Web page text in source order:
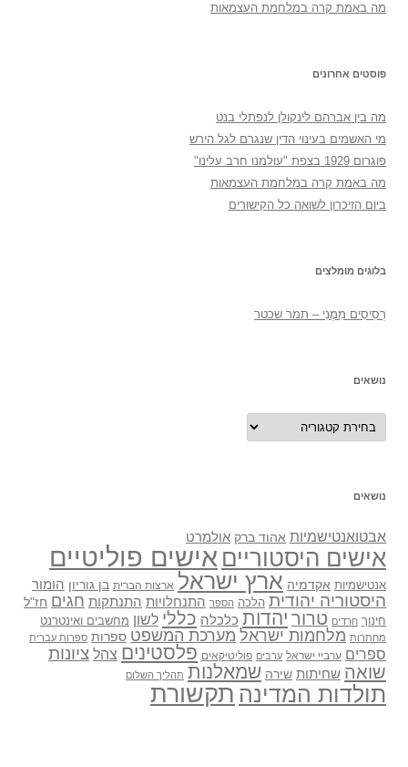
מה באמת קרה במלחמת העצמאות
פוסטים אחרונים
מה בין אברהם לינקולן לנפתלי בנט
מי האשמים בעינוי הדין שנגרם לגל הירש
פוגרום 1929 בצפת "עולמנו חרב עלינו"
מה באמת קרה במלחמת העצמאות
ביום הזיכרון לשואה כל הקישורים
בלוגים מומלצים
רְסִיסִים מִמֶנִי – תמר שכטר
נושאים
נושאים
נושאים
אבטואנטישמיות אהוד ברק אולמרט
אישים היסטוריים אישים פוליטיים
אנטישמיות אקדמיה ארץ ישראל ארצות הברית בן גוריון הומור
היסטוריה יהודית הלכה הספר התנחלויות התנתקות חגים חז"ל
חינוך חרדים טרור יהדות כלכלה כללי לשון מחשבים ואינטרנט
מחתרות מלחמות ישראל מערכת המשפט ספרות ספרות עברית
ספרים ערביי ישראל ערבים פוליטיקאים פלסטינים צהל ציונות
שואה שחיתות שירה שמאלנות תהליך השלום
תולדות המדינה תקשורת